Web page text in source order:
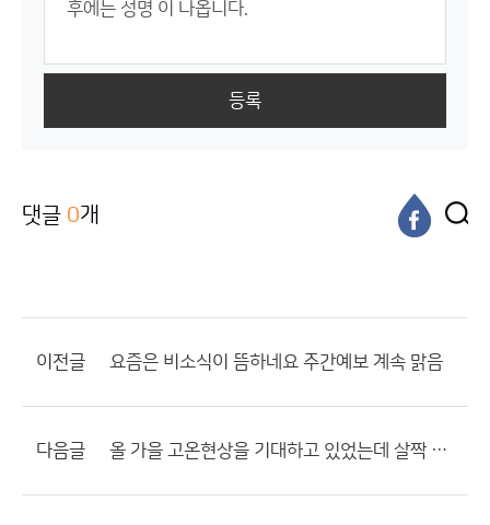
등록
댓글 0개
이전글 요즘은 비소식이 뜸하네요 주간예보 계속 맑음
다음글 올 가을 고온현상을 기대하고 있었는데 살짝 아쉬워지네요.